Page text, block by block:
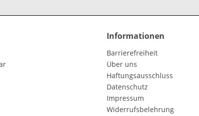
Informationen
Barrierefreiheit
Über uns
Haftungsausschluss
Datenschutz
Impressum
Widerrufsbelehrung